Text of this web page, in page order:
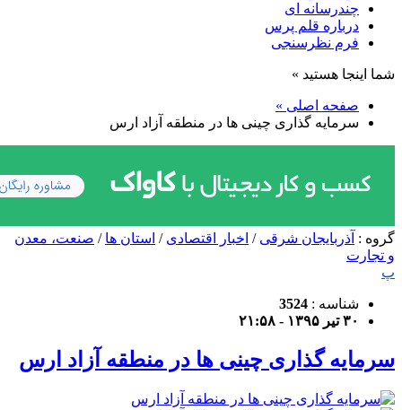
چندرسانه ای
درباره قلم پرس
فرم نظرسنجی
شما اینجا هستید »
صفحه اصلی »
سرمایه گذاری چینی ها در منطقه آزاد ارس
گروه : آذربایجان شرقی / اخبار اقتصادی / استان ها / صنعت، معدن
و تجارت
پ
شناسه : 3524
۳۰ تیر ۱۳۹۵ - ۲۱:۵۸
سرمایه گذاری چینی ها در منطقه آزاد ارس